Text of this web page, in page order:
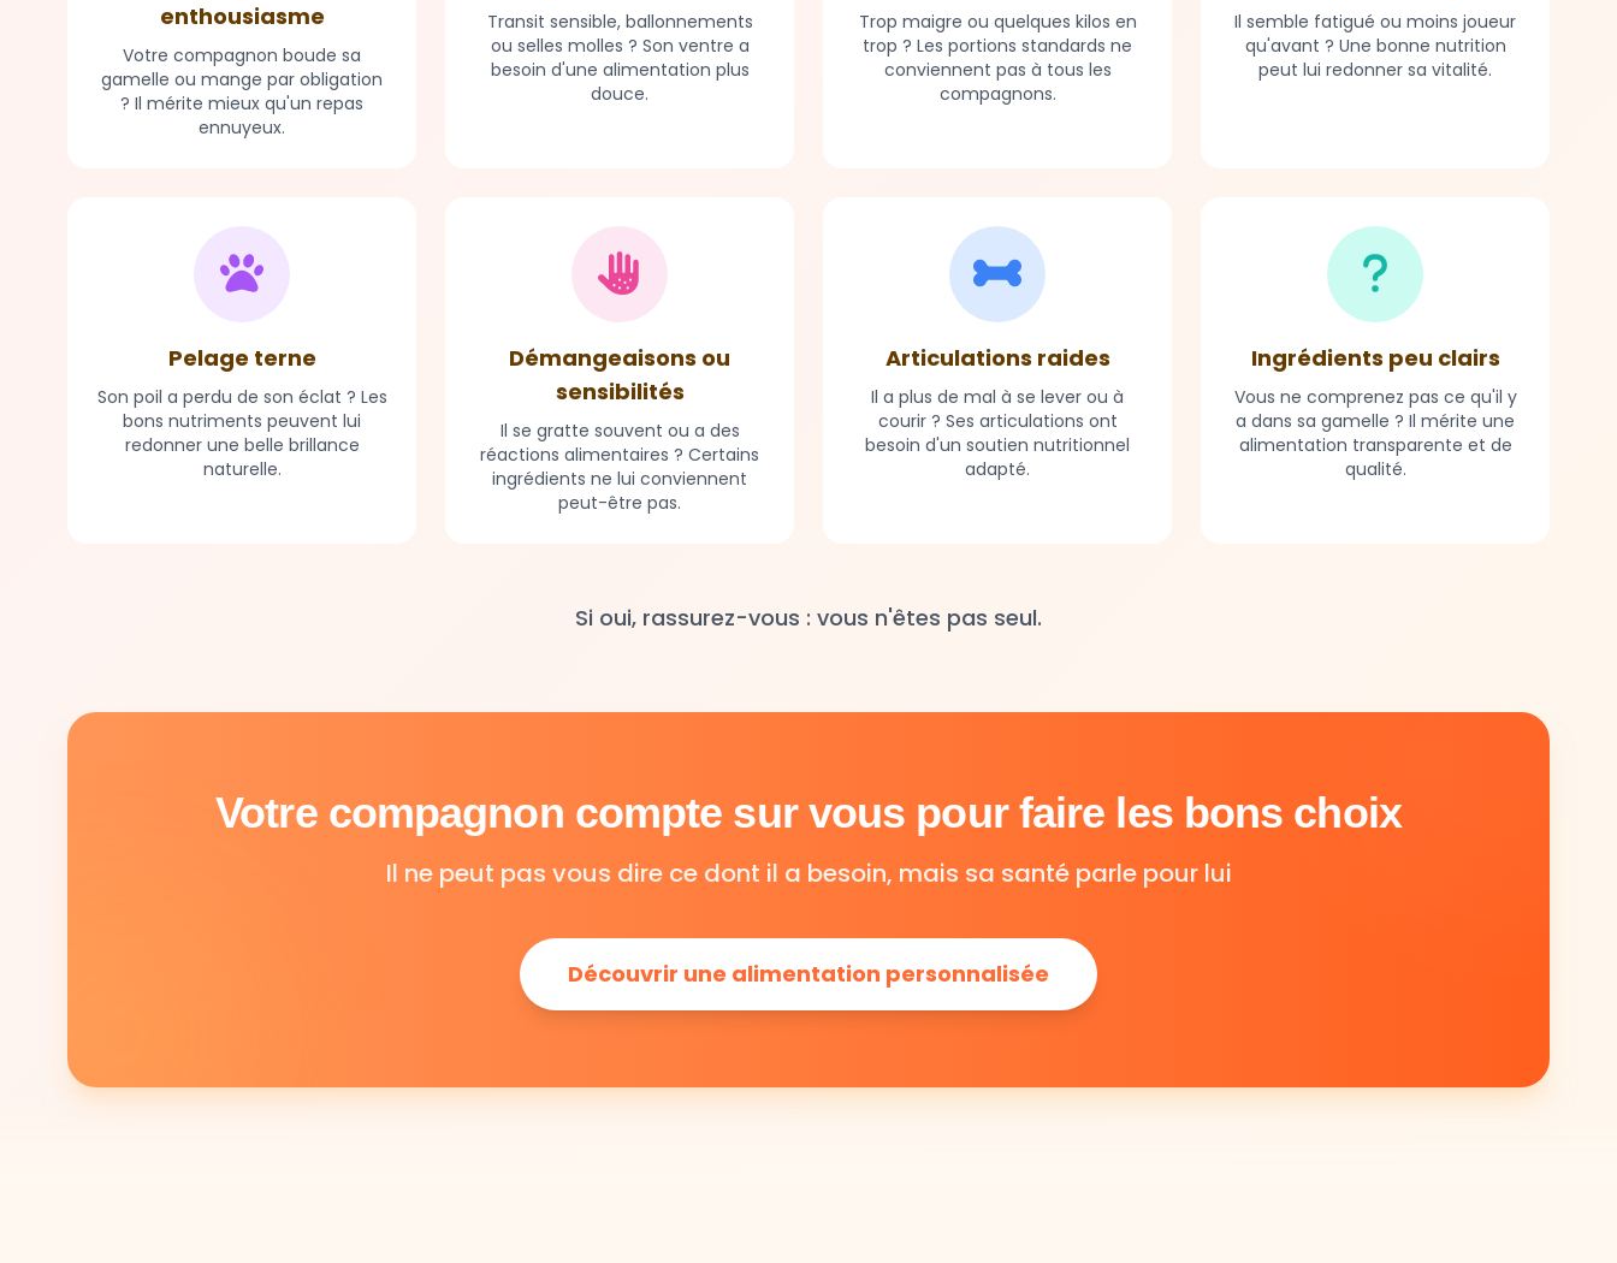
enthousiasme
Votre compagnon boude sa
gamelle ou mange par obligation
? Il mérite mieux qu'un repas
ennuyeux.
Transit sensible, ballonnements
ou selles molles ? Son ventre a
besoin d'une alimentation plus
douce.
Trop maigre ou quelques kilos en
trop ? Les portions standards ne
conviennent pas à tous les
compagnons.
Il semble fatigué ou moins joueur
qu'avant ? Une bonne nutrition
peut lui redonner sa vitalité.
Pelage terne
Son poil a perdu de son éclat ? Les
bons nutriments peuvent lui
redonner une belle brillance
naturelle.
Démangeaisons ou
sensibilités
Il se gratte souvent ou a des
réactions alimentaires ? Certains
ingrédients ne lui conviennent
peut-être pas.
Articulations raides
Il a plus de mal à se lever ou à
courir ? Ses articulations ont
besoin d'un soutien nutritionnel
adapté.
Ingrédients peu clairs
Vous ne comprenez pas ce qu'il y
a dans sa gamelle ? Il mérite une
alimentation transparente et de
qualité.
Si oui, rassurez-vous : vous n'êtes pas seul.
Votre compagnon compte sur vous pour faire les bons choix
Il ne peut pas vous dire ce dont il a besoin, mais sa santé parle pour lui
Découvrir une alimentation personnalisée